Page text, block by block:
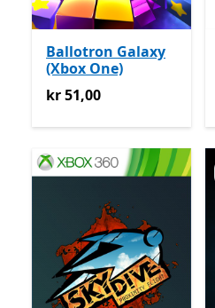
Ballotron Galaxy
(Xbox One)
kr 51,00
kr 51,00